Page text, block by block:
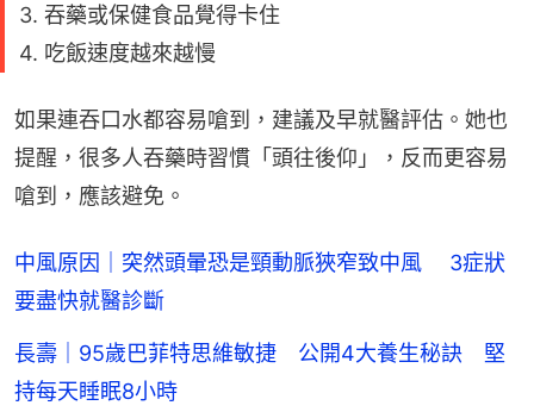
3. 吞藥或保健食品覺得卡住
4. 吃飯速度越來越慢
如果連吞口水都容易嗆到，建議及早就醫評估。她也
提醒，很多人吞藥時習慣「頭往後仰」，反而更容易
嗆到，應該避免。
中風原因｜突然頭暈恐是頸動脈狹窄致中風 3症狀
要盡快就醫診斷
長壽｜95歲巴菲特思維敏捷 公開4大養生秘訣 堅
持每天睡眠8小時